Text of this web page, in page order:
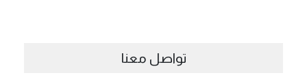
تواصل معنا